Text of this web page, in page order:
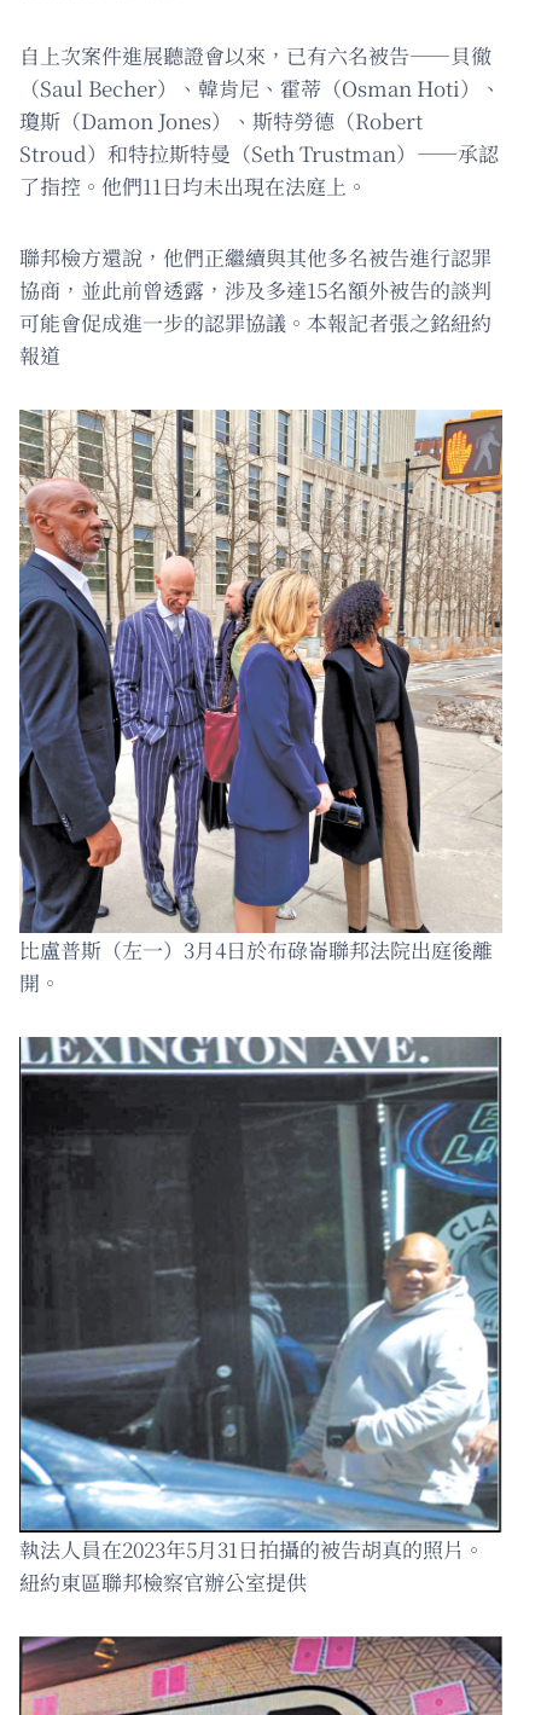
自上次案件進展聽證會以來，已有六名被告——貝徹
（Saul Becher）、韓肯尼、霍蒂（Osman Hoti）、
瓊斯（Damon Jones）、斯特勞德（Robert
Stroud）和特拉斯特曼（Seth Trustman）——承認
了指控。他們11日均未出現在法庭上。
聯邦檢方還說，他們正繼續與其他多名被告進行認罪
協商，並此前曾透露，涉及多達15名額外被告的談判
可能會促成進一步的認罪協議。本報記者張之銘紐約
報道
比盧普斯（左一）3月4日於布碌崙聯邦法院出庭後離
開。
執法人員在2023年5月31日拍攝的被告胡真的照片。
紐約東區聯邦檢察官辦公室提供